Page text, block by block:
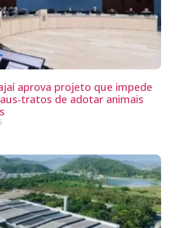
aprova projeto que impede
tratos de adotar animais